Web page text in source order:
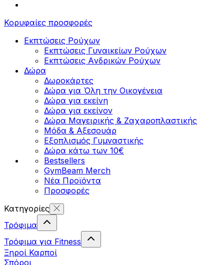
Κορυφαίες προσφορές
Εκπτώσεις Ρούχων
Εκπτώσεις Γυναικείων Ρούχων
Εκπτώσεις Aνδρικών Ρούχων
Δώρα
Δωροκάρτες
Δώρα για Όλη την Οικογένεια
Δώρα για εκείνη
Δώρα για εκείνον
Δώρα Μαγειρικής & Ζαχαροπλαστικής
Μόδα & Αξεσουάρ
Εξοπλισμός Γυμναστικής
Δώρα κάτω των 10€
Bestsellers
GymBeam Merch
Νέα Προϊόντα
Προσφορές
Κατηγορίες
Τρόφιμα
Τρόφιμα για Fitness
Ξηροί Καρποί
Σπόροι